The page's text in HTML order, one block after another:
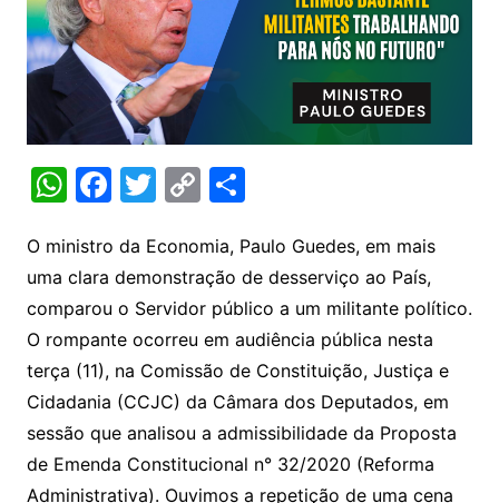
W
at
s
A
p
p
F
c
e
b
o
o
k
T
itt
er
C
p
y
Li
n
k
S
ar
e
O ministro da Economia, Paulo Guedes, em mais
uma clara demonstração de desserviço ao País,
comparou o Servidor público a um militante político.
O rompante ocorreu em audiência pública nesta
terça (11), na Comissão de Constituição, Justiça e
Cidadania (CCJC) da Câmara dos Deputados, em
sessão que analisou a admissibilidade da Proposta
de Emenda Constitucional n° 32/2020 (Reforma
Administrativa). Ouvimos a repetição de uma cena